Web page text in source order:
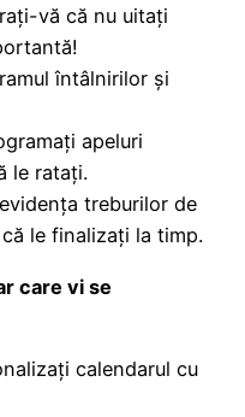
vă că nu uitați
întâlnirilor și
apeluri
le ratați.
treburilor de
le finalizați la timp.
care vi se
calendarul cu